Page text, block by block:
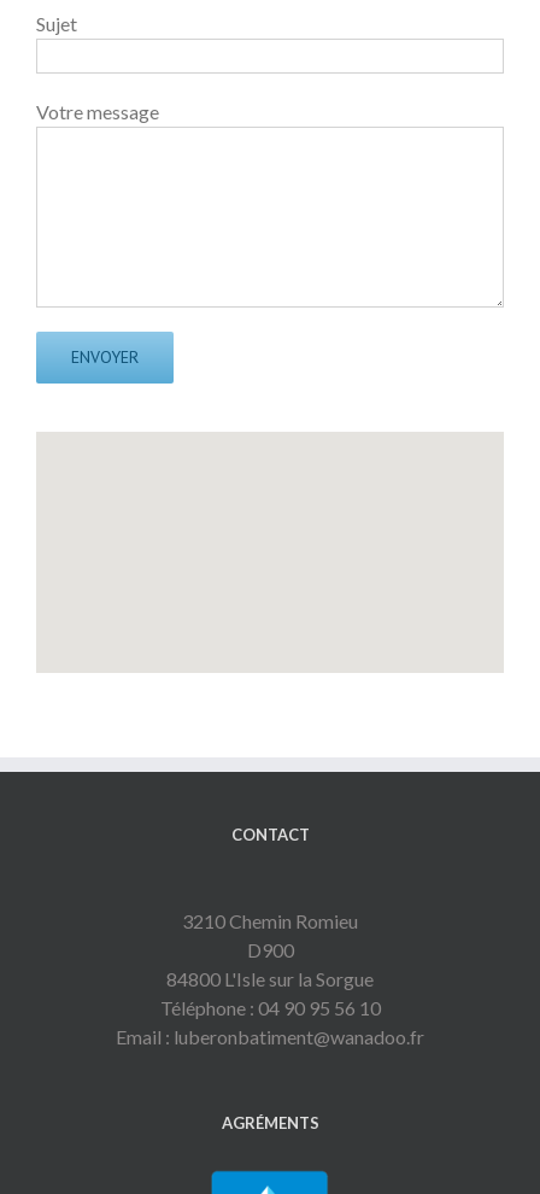
Sujet
Votre message
CONTACT
3210 Chemin Romieu
D900
84800 L'Isle sur la Sorgue
Téléphone : 04 90 95 56 10
Email : luberonbatiment@wanadoo.fr
AGRÉMENTS